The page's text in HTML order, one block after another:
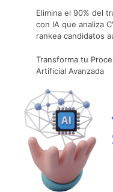
El poder de la
cómo esto
laboral
Hoy en día, la marca
marketing o
para manejar una
qué trabajes, ya sea
cualquier otro
puede ser lo que
hacer un cambio en
Elimina el 90% del
con IA que analiza
rankea candidatos
Transforma tu
Artificial Avanzada